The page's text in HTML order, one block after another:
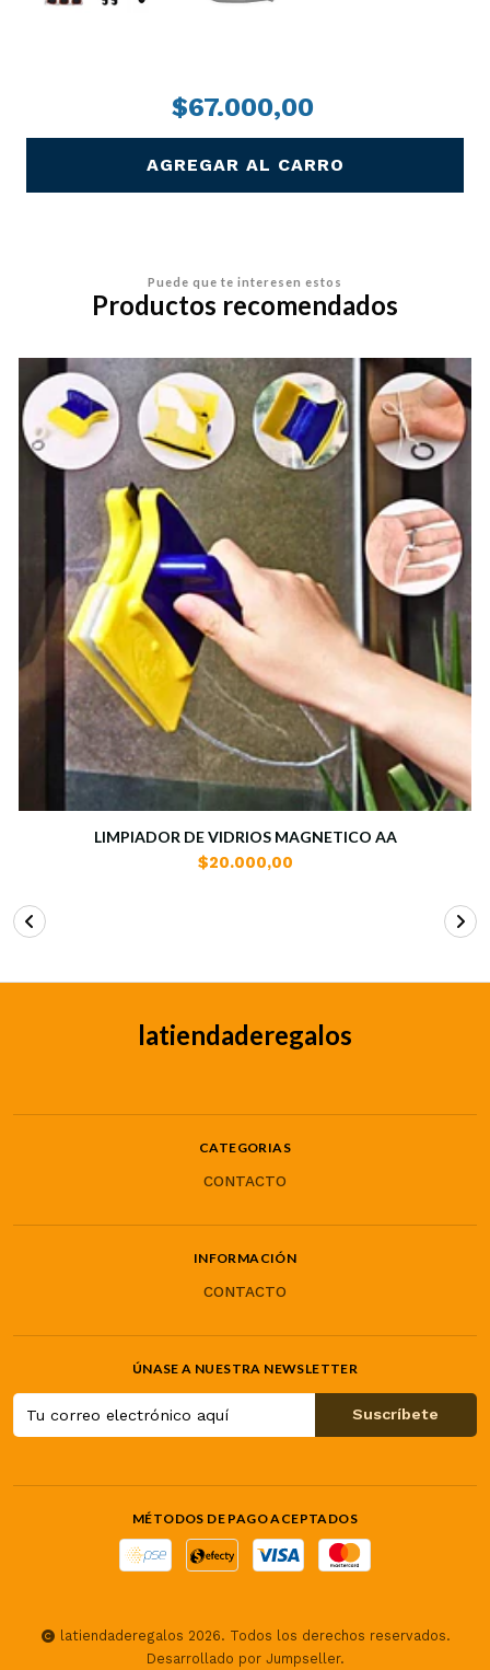
$67.000,00
AGREGAR AL CARRO
Puede que te interesen estos
Productos recomendados
LIMPIADOR DE VIDRIOS MAGNETICO AA
$20.000,00
latiendaderegalos
CATEGORIAS
CONTACTO
INFORMACIÓN
CONTACTO
ÚNASE A NUESTRA NEWSLETTER
MÉTODOS DE PAGO ACEPTADOS
latiendaderegalos 2026. Todos los derechos reservados.
Desarrollado por Jumpseller.